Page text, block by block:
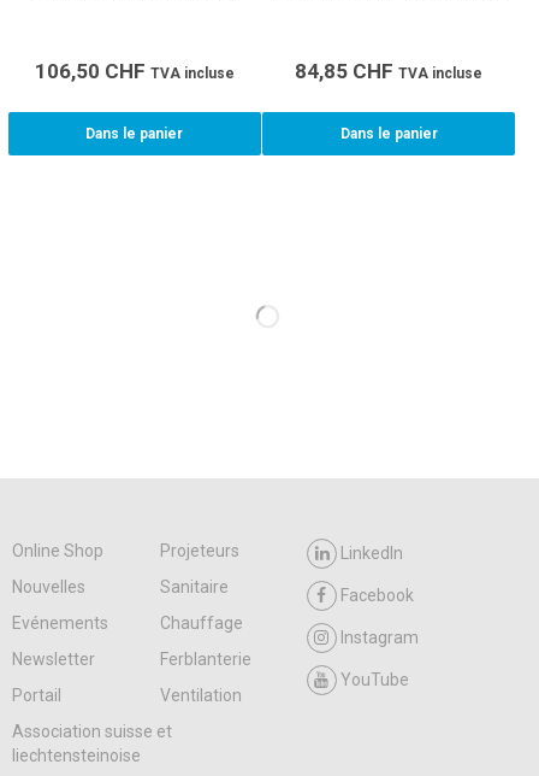
106,50 CHF TVA incluse
Dans le panier
84,85 CHF TVA incluse
Dans le panier
Online Shop
Projeteurs
Nouvelles
Sanitaire
Evénements
Chauffage
Newsletter
Ferblanterie
Portail
Ventilation
LinkedIn
Facebook
Instagram
YouTube
Association suisse et
liechtensteinoise